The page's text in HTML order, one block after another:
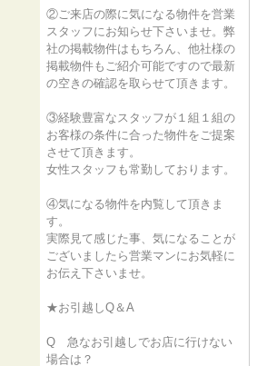
②ご来店の際に気になる物件を営業
スタッフにお知らせ下さいませ。弊
社の掲載物件はもちろん、他社様の
掲載物件もご紹介可能ですので最新
の空きの確認を取らせて頂きます。
③経験豊富なスタッフが１組１組の
お客様の条件に合った物件をご提案
させて頂きます。
女性スタッフも常勤しております。
④気になる物件を内覧して頂きま
す。
実際見て感じた事、気になることが
ございましたら営業マンにお気軽に
お伝え下さいませ。
★お引越しQ＆A
Q 急なお引越しでお店に行けない
場合は？